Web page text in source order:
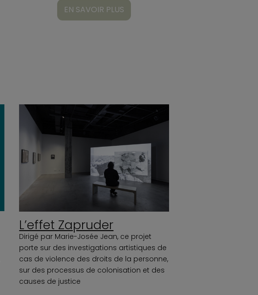
EN SAVOIR PLUS
L’effet Zapruder
Dirigé par Marie-Josée Jean, ce projet
porte sur des investigations artistiques de
cas de violence des droits de la personne,
sur des processus de colonisation et des
causes de justice